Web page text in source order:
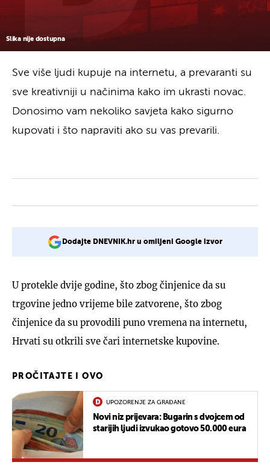
Slika nije dostupna
Sve više ljudi kupuje na internetu, a prevaranti su
sve kreativniji u načinima kako im ukrasti novac.
Donosimo vam nekoliko savjeta kako sigurno
kupovati i što napraviti ako su vas prevarili.
Dodajte DNEVNIK.hr u omiljeni Google izvor
U protekle dvije godine, što zbog činjenice da su
trgovine jedno vrijeme bile zatvorene, što zbog
činjenice da su provodili puno vremena na internetu,
Hrvati su otkrili sve čari internetske kupovine.
PROČITAJTE I OVO
UPOZORENJE ZA GRAĐANE
Novi niz prijevara: Bugarin s dvojcem od
starijih ljudi izvukao gotovo 50.000 eura